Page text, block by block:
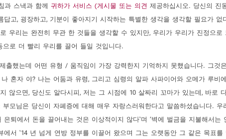
과 스낵과 함께 귀하가 서비스 (게시물 또는 의견 제공하십시오. 당신의 진
답고, 굉장하고, 기분이 좋아지기 시작하는 특별한 생각을 생각할 필요가
우리는 완전히 무관 한 것들을 생각할 수 있지만, 우리가 우리가 진정으
로 더 빨리 우리를 끌어 들일 것입니다.
출했는데 어떤 유형 / 움직임이 가장 강력한지 기억하지 못했습니다. 그것
혼자 야? 나는 어둠과 유령, 그리고 심령의 알파 사파이어와 오메가 루비
않으면, 당신도 알다시피, 저는 그 시점에 10 살짜리 꼬마가 있는데, 바로
모님은 당신이 자폐증에 대해 매우 자랑스러워한다고 말씀하셨습니다.
퇴에서 돈을 끌어내는 것은 이상적이지 않다’며 ‘벽에 벌금을 지불해서는
에서 ’14 년 넘게 연방 정부를 이끌어 왔으며 그는 오랫동안 그 같은 목표를